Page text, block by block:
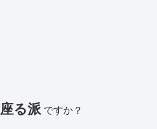
座る派 ですか？